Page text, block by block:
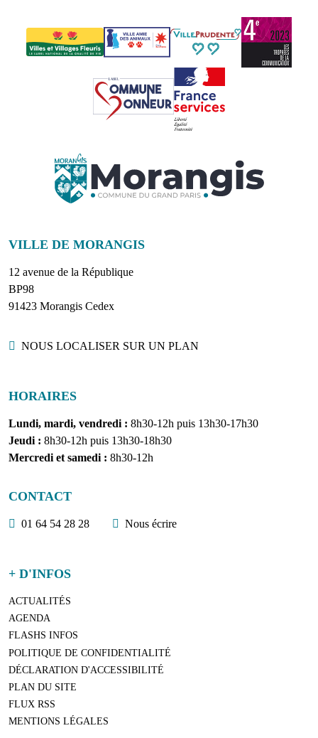
VILLE DE MORANGIS
12 avenue de la République
BP98
91423 Morangis Cedex
Localisation
NOUS LOCALISER SUR UN PLAN
HORAIRES
Lundi, mardi, vendredi : 8h30-12h puis 13h30-17h30
Jeudi : 8h30-12h puis 13h30-18h30
Mercredi et samedi : 8h30-12h
CONTACT
01 64 54 28 28 Nous écrire
+ D'INFOS
ACTUALITÉS
AGENDA
FLASHS INFOS
POLITIQUE DE CONFIDENTIALITÉ
DÉCLARATION D'ACCESSIBILITÉ
PLAN DU SITE
FLUX RSS
MENTIONS LÉGALES